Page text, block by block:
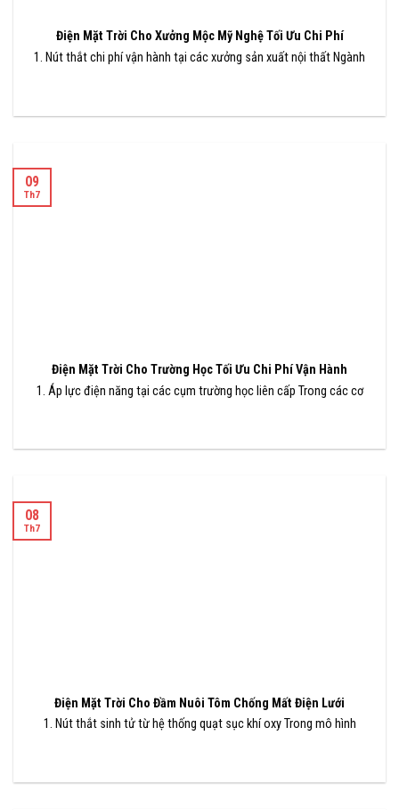
Điện Mặt Trời Cho Xưởng Mộc Mỹ Nghệ Tối Ưu Chi Phí
1. Nút thắt chi phí vận hành tại các xưởng sản xuất nội thất Ngành
Điện Mặt Trời Cho Trường Học Tối Ưu Chi Phí Vận Hành
1. Áp lực điện năng tại các cụm trường học liên cấp Trong các cơ
09
Th7
Điện Mặt Trời Cho Đầm Nuôi Tôm Chống Mất Điện Lưới
1. Nút thắt sinh tử từ hệ thống quạt sục khí oxy Trong mô hình
08
Th7